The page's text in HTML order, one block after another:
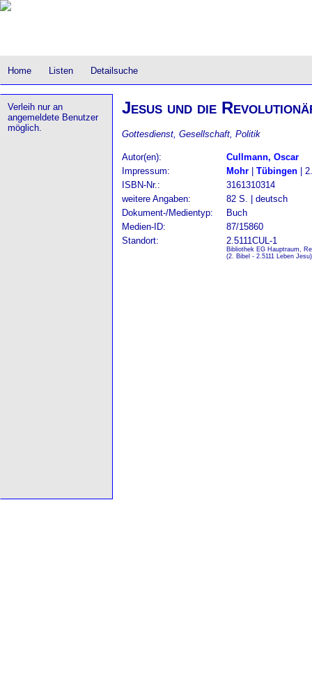
Home Listen Detailsuche
Verleih nur an
angemeldete Benutzer
möglich.
Jesus und die
Gottesdienst, Gesellschaft, Politik
Autor(en):
Cullmann, Oscar
Impressum:
Mohr Tübingen |
ISBN-Nr.:
3161310314
weitere Angaben:
82 S. | deutsch
Dokument-/Medientyp:
Buch
Medien-ID:
87/15860
Standort:
2.5111CUL-1
Bibliothek EG Hauptraum,
(2. Bibel - 2.5111 Leben Jesu)